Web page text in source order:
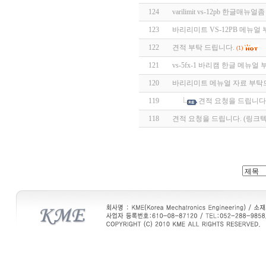
124 varilimit vs-12pb 한글매뉴얼
123 바리리미트 VS-12PB 메뉴얼
122 견적 부탁 드립니다. (1)
121 vs-5fx-1 바리캠 한글 메뉴얼
120 바리리미트 메뉴얼 자료 부탁
119 견적 요청을 드립니
118 견적 요청을 드립니다. (링크